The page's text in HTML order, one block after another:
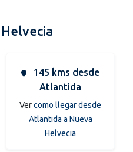
145 kms desde
Atlantida
Vercomo llegar desde
Atlantida a Nueva
Helvecia